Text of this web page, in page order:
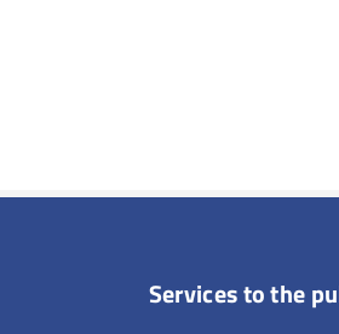
Services to the